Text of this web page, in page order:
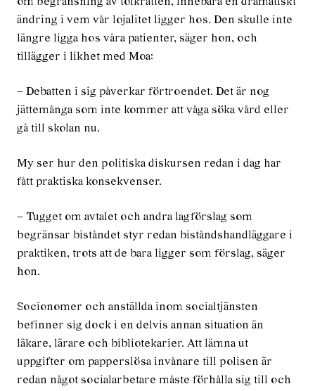
ändring i vem vår lojalitet ligger hos. Den skulle inte
längre ligga hos våra pat­ienter, säger hon, och
tillägger i likhet med Moa:
– Debatten i sig påverkar förtroendet. Det är nog
jättemånga som inte kommer att våga söka vård eller
gå till skolan nu.
My ser hur den politiska diskursen redan i dag har
fått praktiska konsekvenser.
– Tugget om avtalet och andra lagförslag som
begränsar biståndet styr redan biståndshandläggare i
praktiken, trots att de bara ligger som förslag, säger
hon.
Socionomer och anställda inom socialtjänsten
befinner sig dock i en delvis annan situation än
läkare, lärare och bibliotekarier. Att lämna ut
uppgifter om papperslösa invånare till polisen är
redan något socialarbetare måste förhålla sig till och